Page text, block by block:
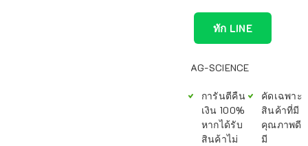
ทัก LINE
AG-SCIENCE
การันตีคืน
เงิน 100%
หากได้รับ
สินค้าไม่
คัดเฉพาะ
สินค้าที่มี
คุณภาพดี
มี